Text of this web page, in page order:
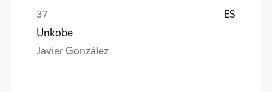
ES
Unkobe
Javier González